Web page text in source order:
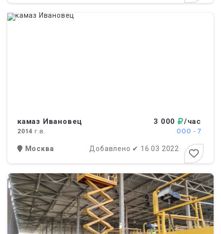
камаз Ивановец 3 000 /час
2014 г.в. ООО - 7
Москва Добавлено ✔ 16 03 2022